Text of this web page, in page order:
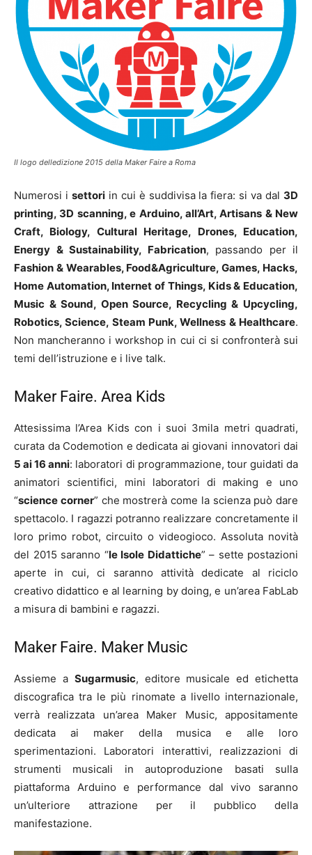
Il logo delledizione 2015 della Maker Faire a Roma
Numerosi i settoriin cui è suddivisa la fiera: si va dal 3D
printing, 3D scanning, e Arduino, all’Art, Artisans & New
Craft, Biology, Cultural Heritage, Drones, Education,
Energy & Sustainability, Fabrication, passando per il
Fashion & Wearables, Food&Agriculture, Games, Hacks,
Home Automation, Internet of Things, Kids & Education,
Music & Sound, Open Source, Recycling & Upcycling,
Robotics, Science, Steam Punk, Wellness & Healthcare.
Non mancheranno i workshop in cui ci si confronterà sui
temi dell’istruzione e i live talk.
Maker Faire. Area Kids
Attesissima l’Area Kids con i suoi 3mila metri quadrati,
curata da Codemotion e dedicata ai giovani innovatori dai
5 ai 16 anni: laboratori di programmazione, tour guidati da
animatori scientifici, mini laboratori di making e uno
“science corner” che mostrerà come la scienza può dare
spettacolo. I ragazzi potranno realizzare concretamente il
loro primo robot, circuito o videogioco. Assoluta novità
del 2015 saranno “le Isole Didattiche” – sette postazioni
aperte in cui, ci saranno attività dedicate al riciclo
creativo didattico e al learning by doing, e un’area FabLab
a misura di bambini e ragazzi.
Maker Faire. Maker Music
Assieme a Sugarmusic, editore musicale ed etichetta
discografica tra le più rinomate a livello internazionale,
verrà realizzata un’area Maker Music, appositamente
dedicata ai maker della musica e alle loro
sperimentazioni. Laboratori interattivi, realizzazioni di
strumenti musicali in autoproduzione basati sulla
piattaforma Arduino e performance dal vivo saranno
un’ulteriore attrazione per il pubblico della
manifestazione.